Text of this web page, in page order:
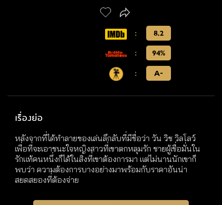
:
8.2
:
94%
:
A-
เรื่องย่อ
หลังจากที่ได้ทำลายของเล่นลึกลับที่มีชื่อว่า วัน วิช วิลโลว์
เพื่อที่จะเอาชนะใจหญิงสาวที่เขาตกหลุมรัก ชายผู้เชื่อมั่นใน
รักแท้คนหนึ่งก็ได้ในสิ่งที่เขาต้องการมา แต่ไม่นานนักเขาก็
พบว่า ความต้องการบางอย่างมาพร้อมกับราคาอันน่า
สยดสยองที่ต้องจ่าย